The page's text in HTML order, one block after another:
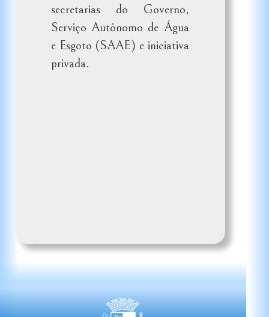
secretarias do Governo,
Serviço Autônomo de Água
e Esgoto (SAAE) e iniciativa
privada.